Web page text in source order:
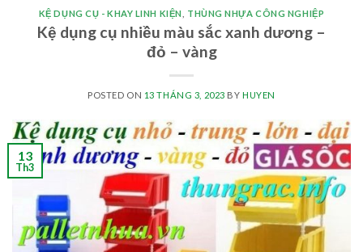
KỆ DỤNG CỤ - KHAY LINH KIỆN THÙNG NHỰA CÔNG NGHIỆP
Kệ dụng cụ nhiều màu sắc xanh dương –
đỏ – vàng
POSTED ON 13 THÁNG 3, 2023 BY HUYEN
13
Th3